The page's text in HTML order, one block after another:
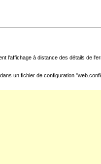
à distance des détails de
un fichier de configuration